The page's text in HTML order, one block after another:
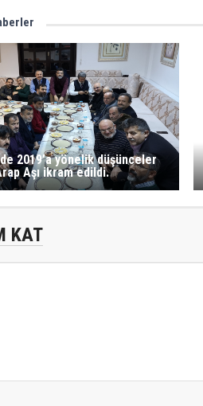
2019’a yönelik düşünceler
Aşı ikram edildi.
KAT